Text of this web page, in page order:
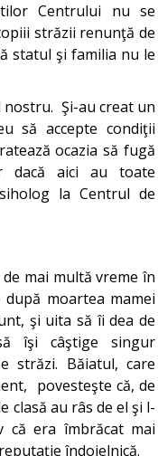
Centrului nu se
străzii renunţă de
statul şi familia nu le
nostru. Şi-au creat un
să accepte condiţii
ocazia să fugă
dacă aici au toate
la Centrul de
mai multă vreme în
moartea mamei
şi uita să îi dea de
îşi câştige singur
străzi. Băiatul, care
povesteşte că, de
clasă au râs de el şi l-
era îmbrăcat mai
îndoielnică.